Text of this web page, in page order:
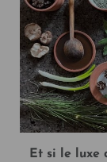
Et si le luxe